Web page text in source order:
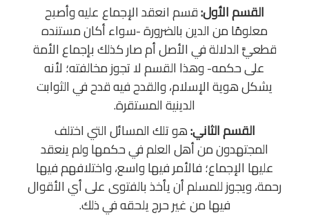
القسم الأول:قسم انعقد الإجماع عليه وأصبح
معلومًا من الدين بالضرورة -سواء أكان مستنده
قطعيَّ الدلالة في الأصل أم صار كذلك بإجماع الأمة
على حكمه- وهذا القسم لا تجوز مخالفته؛ لأنه
يشكل هوية الإسلام، والقدح فيه قدح في الثوابت
الدينية المستقرة.
القسم الثاني:هو تلك المسائل التي اختلف
المجتهدون من أهل العلم في حكمها ولم ينعقد
عليها الإجماع؛ فالأمر فيها واسع، واختلافهم فيها
رحمة، ويجوز للمسلم أن يأخذ بالفتوى على أي الأقوال
فيها من غير حرج يلحقه في ذلك.